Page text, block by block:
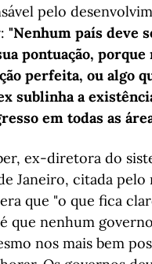
pelo
"Nenhum país deve
pontuação, porque
perfeita, ou algo
sublinha a
em todas as
ex-diretora do
Janeiro, citada
que "o que fica
que nenhum
nos mais bem